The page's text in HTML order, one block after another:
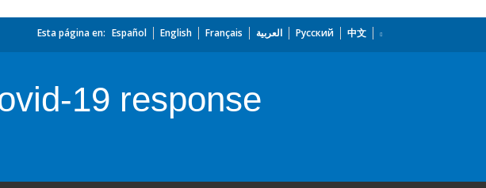
Esta página en: Español English Français العربية Русский 中文
19 response